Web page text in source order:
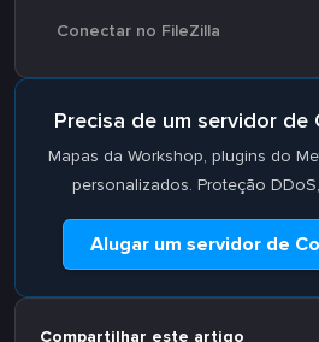
Conectar no FileZilla
Precisa de um servidor de
Mapas da Workshop, plugins do
personalizados. Proteção
Alugar um servidor de
Compartilhar este artigo